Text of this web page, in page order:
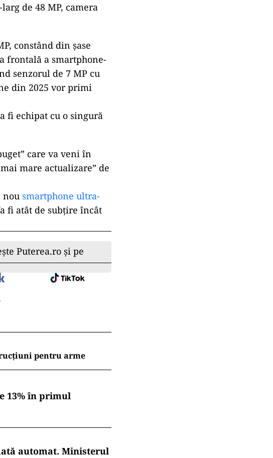
de 48 MP, camera
constând din șase
frontală a smartphone-
senzorul de 7 MP cu
din 2025 vor primi
fi echipat cu o singură
care va veni în
mare actualizare” de
nou smartphone ultra-
fi atât de subțire încât
Puterea.ro și pe
pentru arme
13% în primul
automat. Ministerul